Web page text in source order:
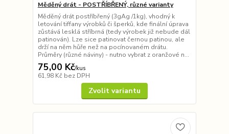
Měděný drát - POSTŘÍBŘENÝ, různé varianty
Měděný drát postříbřený (3gAg /1kg), vhodný k
letování tiffany výrobků či šperků, kde finální úprava
zůstává lesklá stříbrná (tedy výrobek již nebude dál
patinován). Lze sice patinovat černou patinou, ale
drží na něm hůře než na pocínovaném drátu.
Průměry (různé náviny) - nutno vybrat z oranžové n...
75,00 Kč/kus
61,98 Kč bez DPH
Zvolit variantu